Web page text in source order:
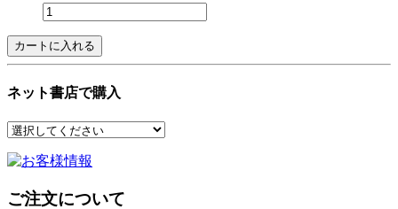
ネット書店で購入
ご注文について